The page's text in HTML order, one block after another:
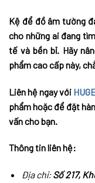
Kệ để đồ âm tường
cho những ai đang
tế và bền bỉ. Hãy
phẩm cao cấp này,
Liên hệ ngay với
phẩm hoặc để đặt
vấn cho bạn.
Thông tin liên hệ:
Địa chỉ:Số 217,